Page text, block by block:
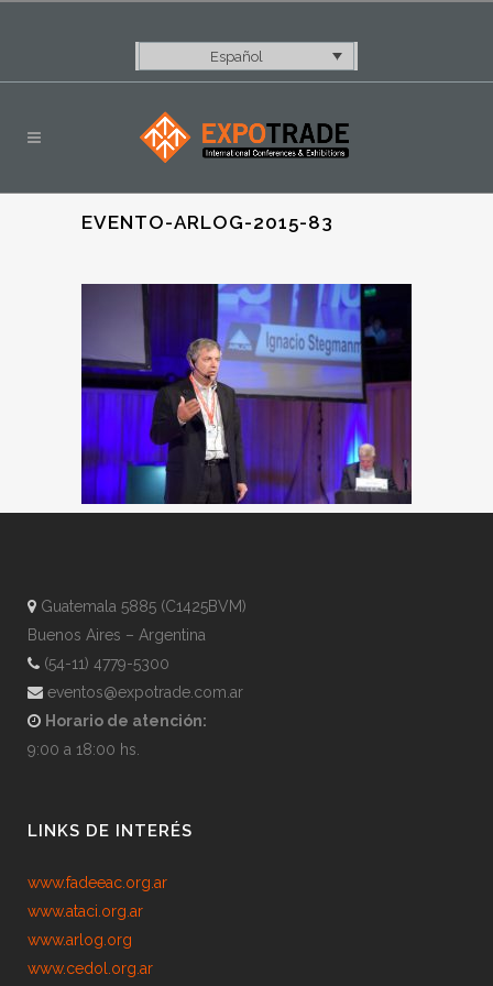
Español
EVENTO-ARLOG-2015-83
Guatemala 5885 (C1425BVM)
Buenos Aires – Argentina
(54-11) 4779-5300
eventos@expotrade.com.ar
Horario de atención:
9:00 a 18:00 hs.
LINKS DE INTERÉS
www.fadeeac.org.ar
www.ataci.org.ar
www.arlog.org
www.cedol.org.ar